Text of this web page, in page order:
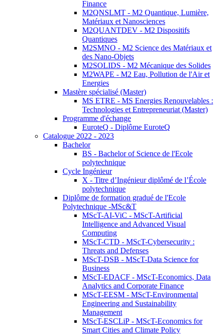
Finance
M2QNSLMT - M2 Quantique, Lumière,
Matériaux et Nanosciences
M2QUANTDEV - M2 Dispositifs
Quantiques
M2SMNO - M2 Science des Matériaux et
des Nano-Objets
M2SOLIDS - M2 Mécanique des Solides
M2WAPE - M2 Eau, Pollution de l'Air et
Energies
Mastère spécialisé (Master)
MS ETRE - MS Energies Renouvelables :
Technologies et Entrepreneuriat (Master)
Programme d'échange
EuroteQ - Diplôme EuroteQ
Catalogue 2022 - 2023
Bachelor
BS - Bachelor of Science de l'Ecole
polytechnique
Cycle Ingénieur
X - Titre d’Ingénieur diplômé de l’École
polytechnique
Diplôme de formation gradué de l'Ecole
Polytechnique -MSc&T
MScT-AI-ViC - MScT-Artificial
Intelligence and Advanced Visual
Computing
MScT-CTD - MScT-Cybersecurity :
Threats and Defenses
MScT-DSB - MScT-Data Science for
Business
MScT-EDACF - MScT-Economics, Data
Analytics and Corporate Finance
MScT-EESM - MScT-Environmental
Engineering and Sustainability
Management
MScT-ESCLiP - MScT-Economics for
Smart Cities and Climate Policy